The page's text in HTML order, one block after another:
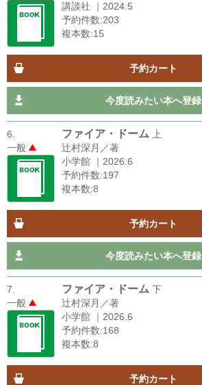
講談社 ｜2024.5
予約件数:203
複本数:15
予約カート
今度読みたい本へ登録
6.
一般
ファイア・ドーム 上
辻村深月／著
小学館 ｜2026.6
予約件数:197
複本数:8
予約カート
今度読みたい本へ登録
7.
一般
ファイア・ドーム 下
辻村深月／著
小学館 ｜2026.6
予約件数:168
複本数:8
予約カート